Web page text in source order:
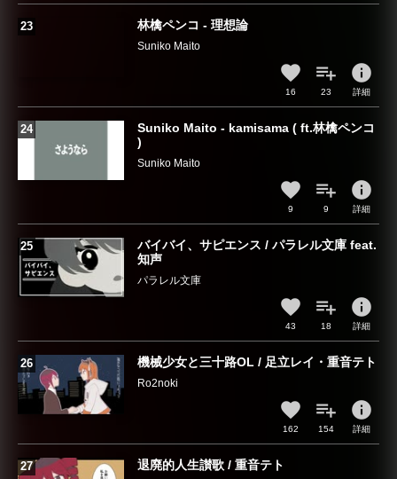
林檎ペンコ - 理想論
Suniko Maito
16 23
info
詳細
Suniko Maito - kamisama ( ft.林檎ペンコ
)
Suniko Maito
9 9
info
詳細
バイバイ、サピエンス / パラレル文庫 feat.
知声
パラレル文庫
43 18
info
詳細
機械少女と三十路OL / 足立レイ・重音テト
Ro2noki
162 154
info
詳細
退廃的人生讃歌 / 重音テト